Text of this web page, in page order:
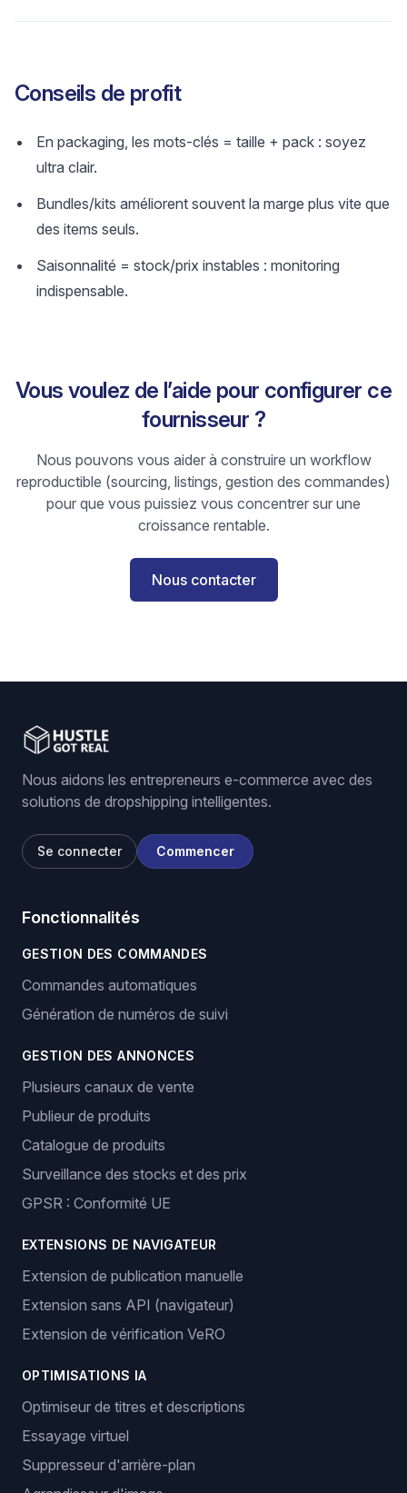
Conseils de profit
En packaging, les mots-clés = taille + pack : soyez
ultra clair.
Bundles/kits améliorent souvent la marge plus vite que
des items seuls.
Saisonnalité = stock/prix instables : monitoring
indispensable.
Vous voulez de l’aide pour configurer ce
fournisseur ?
Nous pouvons vous aider à construire un workflow
reproductible (sourcing, listings, gestion des commandes)
pour que vous puissiez vous concentrer sur une
croissance rentable.
Nous contacter
Nous aidons les entrepreneurs e-commerce avec des
solutions de dropshipping intelligentes.
Se connecter Commencer
Fonctionnalités
GESTION DES COMMANDES
Commandes automatiques
Génération de numéros de suivi
GESTION DES ANNONCES
Plusieurs canaux de vente
Publieur de produits
Catalogue de produits
Surveillance des stocks et des prix
GPSR : Conformité UE
EXTENSIONS DE NAVIGATEUR
Extension de publication manuelle
Extension sans API (navigateur)
Extension de vérification VeRO
OPTIMISATIONS IA
Optimiseur de titres et descriptions
Essayage virtuel
Suppresseur d'arrière-plan